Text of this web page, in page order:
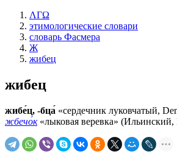
ΛΓΩ
этимологические словари
словарь Фасмера
Ж
жибец
жибец
жибе́ц, -бца́ «сердечник луковчатый,
жбечо́к«лыковая веревка»